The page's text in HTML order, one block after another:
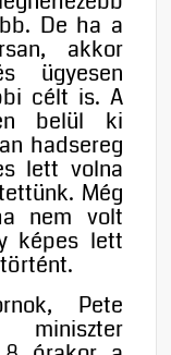
De ha a
akkor
ügyesen
célt is. A
belül ki
hadsereg
lett volna
Még
nem volt
képes lett
Pete